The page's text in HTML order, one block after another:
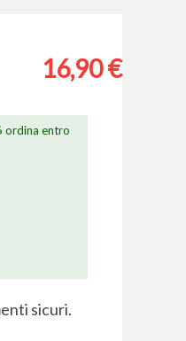
16,90 €
ordina entro
sicuri.